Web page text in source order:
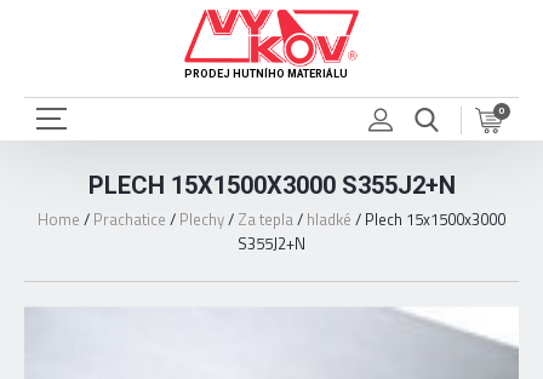
PRODEJ HUTNÍHO MATERIÁLU
0
PLECH 15X1500X3000 S355J2+N
Home / Prachatice / Plechy/ Za tepla/ hladké / Plech 15x1500x3000
S355J2+N